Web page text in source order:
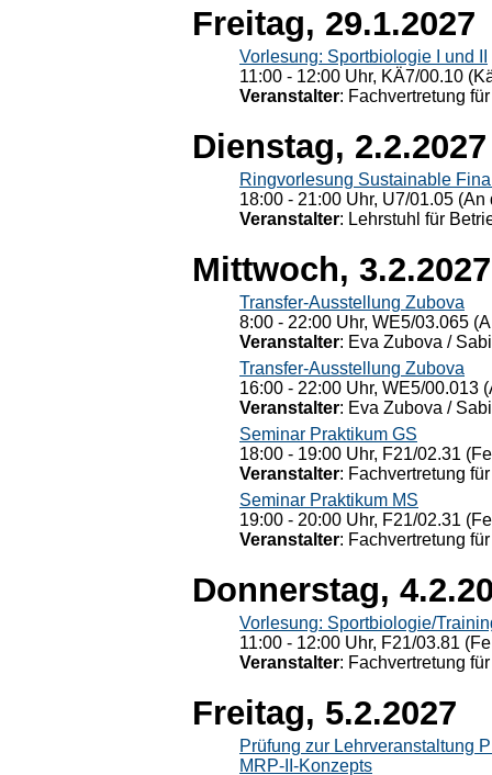
Freitag, 29.1.2027
Vorlesung: Sportbiologie I und II
11:00 - 12:00 Uhr, KÄ7/00.10
Veranstalter: Fachvertretung
Dienstag, 2.2.2027
Ringvorlesung Sustainable
18:00 - 21:00 Uhr, U7/01.05
Veranstalter: Lehrstuhl für
Mittwoch, 3.2.2027
Transfer-Ausstellung Zubova
8:00 - 22:00 Uhr, WE5/03.065
Veranstalter: Eva Zubova /
Transfer-Ausstellung Zubova
16:00 - 22:00 Uhr, WE5/00.013
Veranstalter: Eva Zubova /
Seminar Praktikum GS
18:00 - 19:00 Uhr, F21/02.31
Veranstalter: Fachvertretung
Seminar Praktikum MS
19:00 - 20:00 Uhr, F21/02.31
Veranstalter: Fachvertretung
Donnerstag,
Vorlesung: Sportbiologie/
11:00 - 12:00 Uhr, F21/03.81
Veranstalter: Fachvertretung
Freitag, 5.2.2027
Prüfung zur Lehrveranstaltung
MRP-II-Konzepts